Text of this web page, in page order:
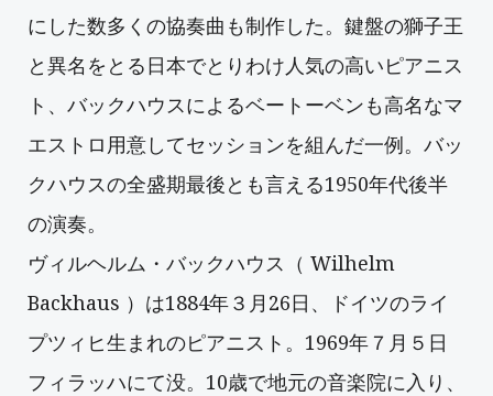
にした数多くの協奏曲も制作した。鍵盤の獅子王
と異名をとる日本でとりわけ人気の高いピアニス
ト、バックハウスによるベートーベンも高名なマ
エストロ用意してセッションを組んだ一例。バッ
クハウスの全盛期最後とも言える1950年代後半
の演奏。
ヴィルヘルム・バックハウス（ Wilhelm
Backhaus ）は1884年３月26日、ドイツのライ
プツィヒ生まれのピアニスト。1969年７月５日
フィラッハにて没。10歳で地元の音楽院に入り、